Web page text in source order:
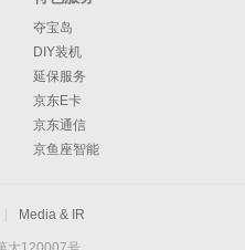
夺宝岛
DIY装机
延保服务
京东E卡
京东通信
京鱼座智能
Media & IR